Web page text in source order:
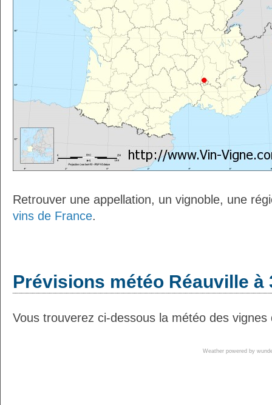
Retrouver une appellation, un vignoble, une
vins de France.
Prévisions météo Réauville à
Vous trouverez ci-dessous la météo des
Weather powered by